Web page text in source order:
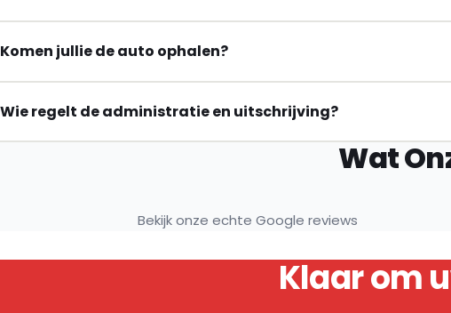
Komen jullie de auto ophalen?
Wie regelt de administratie en uitschrijving?
Wat
Bekijk onze echte Google reviews
Klaar om